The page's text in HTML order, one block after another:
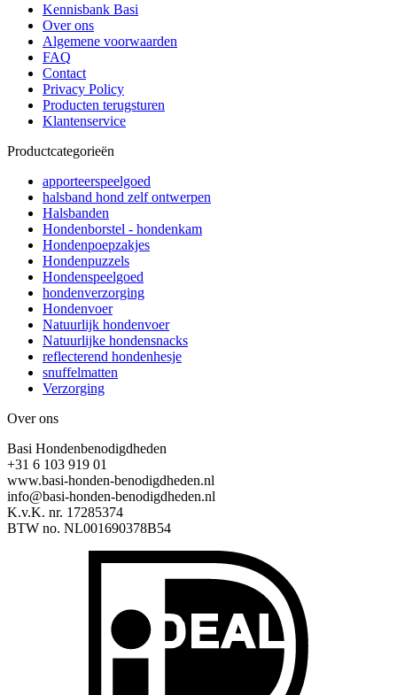
Kennisbank Basi
Over ons
Algemene voorwaarden
FAQ
Contact
Privacy Policy
Producten terugsturen
Klantenservice
Productcategorieën
apporteerspeelgoed
halsband hond zelf ontwerpen
Halsbanden
Hondenborstel - hondenkam
Hondenpoepzakjes
Hondenpuzzels
Hondenspeelgoed
hondenverzorging
Hondenvoer
Natuurlijk hondenvoer
Natuurlijke hondensnacks
reflecterend hondenhesje
snuffelmatten
Verzorging
Over ons
Basi Hondenbenodigdheden
+31 6 103 919 01
www.basi-honden-benodigdheden.nl
info@basi-honden-benodigdheden.nl
K.v.K. nr. 17285374
BTW no. NL001690378B54